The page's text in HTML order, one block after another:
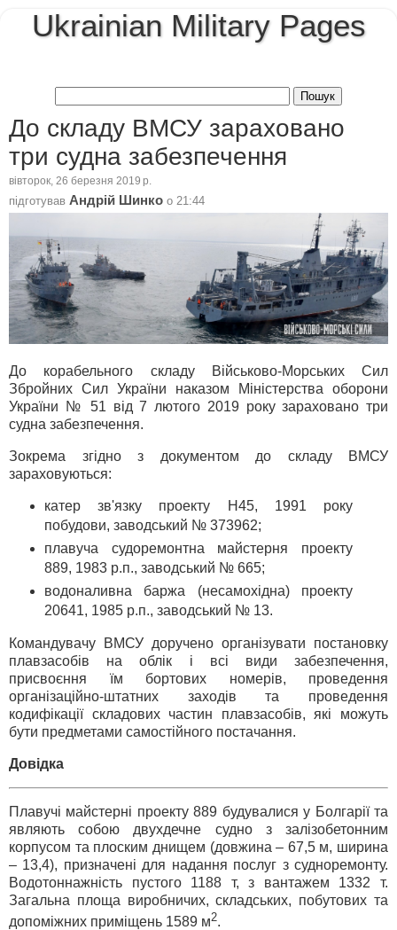
Ukrainian Military Pages
До складу ВМСУ зараховано
три судна забезпечення
вівторок, 26 березня 2019 р.
підготував Андрій Шинко о 21:44
До корабельного складу Військово-Морських Сил
Збройних Сил України наказом Міністерства оборони
України № 51 від 7 лютого 2019 року зараховано три
судна забезпечення.
Зокрема згідно з документом до складу ВМСУ
зараховуються:
катер зв'язку проекту Н45, 1991 року
побудови, заводський № 373962;
плавуча судоремонтна майстерня проекту
889, 1983 р.п., заводський № 665;
водоналивна баржа (несамохідна) проекту
20641, 1985 р.п., заводський № 13.
Командувачу ВМСУ доручено організувати постановку
плавзасобів на облік і всі види забезпечення,
присвоєння їм бортових номерів, проведення
організаційно-штатних заходів та проведення
кодифікації складових частин плавзасобів, які можуть
бути предметами самостійного постачання.
Довідка
Плавучі майстерні проекту 889 будувалися у Болгарії та
являють собою двухдечне судно з залізобетонним
корпусом та плоским днищем (довжина – 67,5 м, ширина
– 13,4), призначені для надання послуг з судноремонту.
Водотоннажність пустого 1188 т, з вантажем 1332 т.
Загальна площа виробничих, складських, побутових та
допоміжних приміщень 1589 м2.